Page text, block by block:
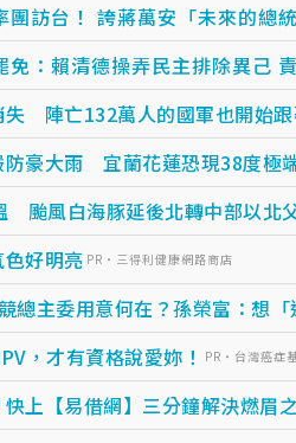
訪台！ 誇蔣萬安「未來的總統
免：賴清德操弄民主排除異己
失 陣亡132萬人的國軍也開始
防豪大雨 宜蘭花蓮恐現38度極
颱風白海豚延後北轉中部以北
好明亮 PR・三得利健康網路商店
總主委用意何在？孫榮富：想
，才有資格說愛妳！
PR・台灣癌症
上【易借網】三分鐘解決燃眉